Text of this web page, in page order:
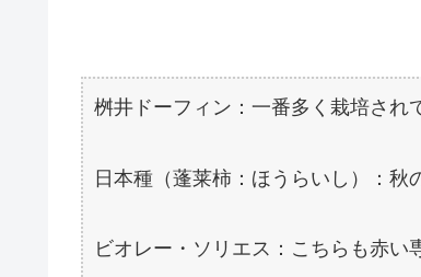
桝井ドーフィン：一番多く栽培され
日本種（蓬莱柿：ほうらいし）：秋
ビオレー・ソリエス：こちらも赤い